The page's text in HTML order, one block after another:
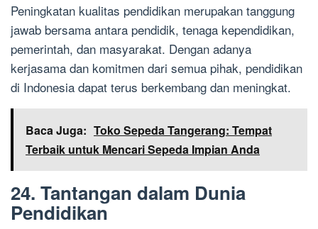
Peningkatan kualitas pendidikan merupakan tanggung
jawab bersama antara pendidik, tenaga kependidikan,
pemerintah, dan masyarakat. Dengan adanya
kerjasama dan komitmen dari semua pihak, pendidikan
di Indonesia dapat terus berkembang dan meningkat.
Baca Juga: Toko Sepeda Tangerang: Tempat
Terbaik untuk Mencari Sepeda Impian Anda
24. Tantangan dalam Dunia
Pendidikan